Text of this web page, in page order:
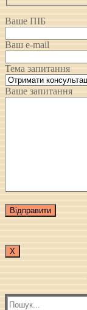
Ваше ПІБ
Ваш e-mail
Тема запитання
Ваше запитання
Х
Пошук: